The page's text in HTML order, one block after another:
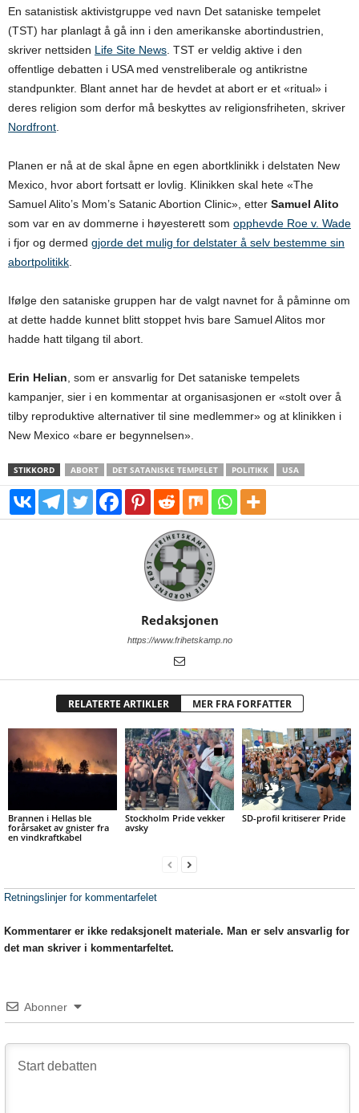
En satanistisk aktivistgruppe ved navn Det sataniske tempelet
(TST) har planlagt å gå inn i den amerikanske abortindustrien,
skriver nettsiden Life Site News . TST er veldig aktive i den
offentlige debatten i USA med venstreliberale og antikristne
standpunkter. Blant annet har de hevdet at abort er et «ritual» i
deres religion som derfor må beskyttes av religionsfriheten, skriver
Nordfront
Planen er nå at de skal åpne en egen abortklinikk i delstaten New
Mexico, hvor abort fortsatt er lovlig. Klinikken skal hete «The
Samuel Alito’s Mom’s Satanic Abortion Clinic», etter Samuel Alito
som var en av dommerne i høyesterett som opphevde Roe v. Wade
i fjor og dermed gjorde det mulig for delstater å selv bestemme sin
abortpolitikk
Ifølge den sataniske gruppen har de valgt navnet for å påminne om
at dette hadde kunnet blitt stoppet hvis bare Samuel Alitos mor
hadde hatt tilgang til abort.
Erin Helian , som er ansvarlig for Det sataniske tempelets
kampanjer, sier i en kommentar at organisasjonen er «stolt over å
tilby reproduktive alternativer til sine medlemmer» og at klinikken i
New Mexico «bare er begynnelsen».
STIKKORD ABORT DET SATANISKE TEMPELET POLITIKK USA
Redaksjonen
https://www.frihetskamp.no
RELATERTE ARTIKLER MER FRA FORFATTER
Brannen i Hellas ble
forårsaket av gnister fra
en vindkraftkabel
Stockholm Pride vekker
avsky
SD-profil kritiserer Pride
Retningslinjer for kommentarfelet
Kommentarer er ikke redaksjonelt materiale. Man er selv ansvarlig for
det man skriver i kommentarfeltet.
Abonner